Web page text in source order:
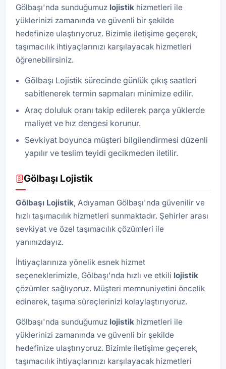
Gölbaşı'nda sunduğumuz lojistik hizmetleri ile
yüklerinizi zamanında ve güvenli bir şekilde
hedefinize ulaştırıyoruz. Bizimle iletişime geçerek,
taşımacılık ihtiyaçlarınızı karşılayacak hizmetleri
öğrenebilirsiniz.
Gölbaşı Lojistik sürecinde günlük çıkış saatleri
sabitlenerek termin sapmaları minimize edilir.
Araç doluluk oranı takip edilerek parça yüklerde
maliyet ve hız dengesi korunur.
Sevkiyat boyunca müşteri bilgilendirmesi düzenli
yapılır ve teslim teyidi gecikmeden iletilir.
Gölbaşı Lojistik
Gölbaşı Lojistik, Adıyaman Gölbaşı'nda güvenilir ve
hızlı taşımacılık hizmetleri sunmaktadır. Şehirler arası
sevkiyat ve özel taşımacılık çözümleri ile
yanınızdayız.
İhtiyaçlarınıza yönelik esnek hizmet
seçeneklerimizle, Gölbaşı'nda hızlı ve etkili lojistik
çözümler sağlıyoruz. Müşteri memnuniyetini öncelik
edinerek, taşıma süreçlerinizi kolaylaştırıyoruz.
Gölbaşı'nda sunduğumuz lojistik hizmetleri ile
yüklerinizi zamanında ve güvenli bir şekilde
hedefinize ulaştırıyoruz. Bizimle iletişime geçerek,
taşımacılık ihtiyaçlarınızı karşılayacak hizmetleri